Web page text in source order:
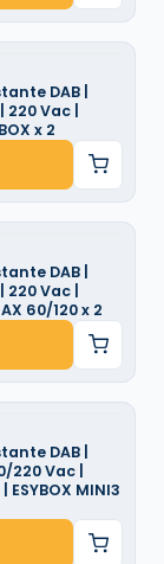
DAB |
Vac |
x 2
DAB |
Vac |
60/120 x 2
DAB |
220 Vac |
ESYBOX MINI3